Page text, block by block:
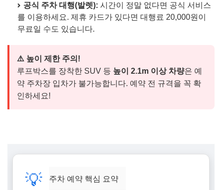
공식 주차 대행(발렛): 시간이 정말 없다면 공식 서비스
를 이용하세요. 제휴 카드가 있다면 대행료 20,000원이
무료일 수도 있습니다.
⚠️ 높이 제한 주의!
루프박스를 장착한 SUV 등 높이 2.1m 이상 차량은 예
약 주차장 입차가 불가능합니다. 예약 전 규격을 꼭 확
인하세요!
💡 주차 예약 핵심 요약